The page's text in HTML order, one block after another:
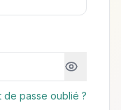
de passe oublié ?